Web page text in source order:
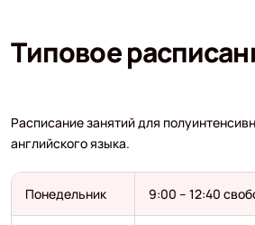
Типовое
Расписание занятий для
английского языка.
Понедельник 9:00 – 12:40